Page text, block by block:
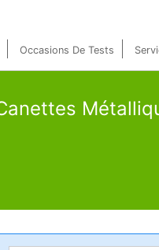
Occasions De Tests